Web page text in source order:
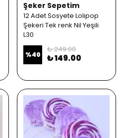
Şeker Sepetim
12 Adet Sosyete Lolipop
Şekeri Tek renk Nil Yeşili
L30
%40
₺ 249.00
₺ 149.00